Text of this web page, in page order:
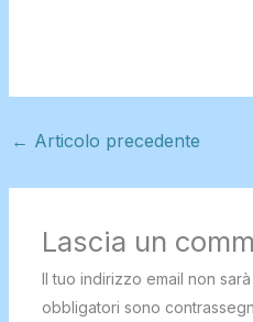
← Articolo precedente
Lascia un
Il tuo indirizzo email non
obbligatori sono